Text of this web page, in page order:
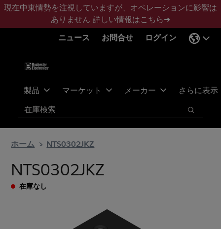
メ
ン
フ
タ
現在中東情勢を注視していますが、オペレーションに影響は
ありません 詳しい情報はこちら➜
ニュース
お問合せ ログイン
製品 マーケット メーカー さらに表示
検索
検索
ホーム NTS0302JKZ
NTS0302JKZ
在庫なし